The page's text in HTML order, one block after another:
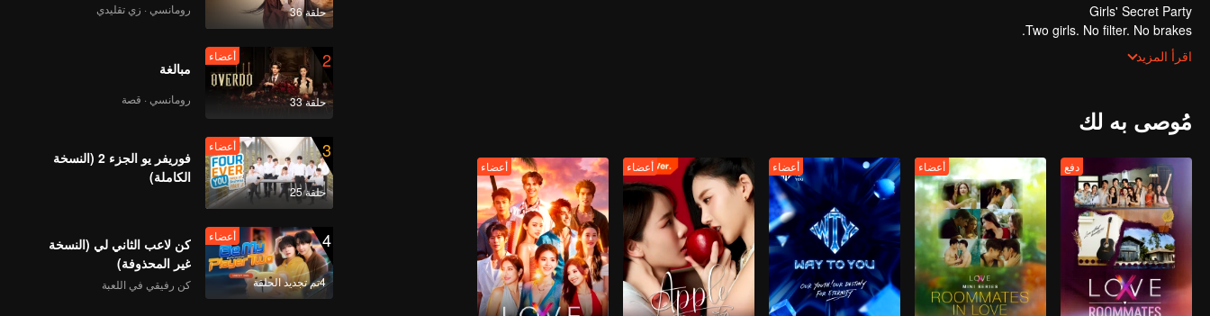
Girls' Secret Party
Two girls. No filter. No brakes.
Love, life, gossip, and all the things we probably shouldn’t say—but definitely will.
Messy. Funny. Way too real.
اقرأ المزيد
مُوصى به لك
دفع أعضاء أعضاء أعضاء أعضاء
حلقة 36 رومانسي · زي تقليدي
2
حلقة 33
أعضاء
مبالغة
رومانسي · قصة
3
حلقة 25
أعضاء
فوريفر يو الجزء 2 (النسخة
الكاملة)
4
4تم تجديد الحلقة
أعضاء
كن لاعب الثاني لي (النسخة
غير المحذوفة)
كن رفيقي في اللعبة